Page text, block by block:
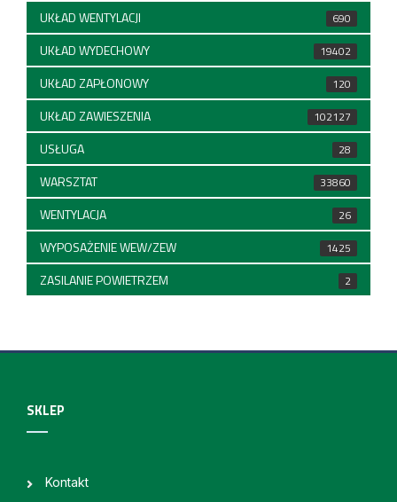
UKŁAD WENTYLACJI 690
UKŁAD WYDECHOWY 19402
UKŁAD ZAPŁONOWY 120
UKŁAD ZAWIESZENIA 102127
USŁUGA 28
WARSZTAT 33860
WENTYLACJA 26
WYPOSAŻENIE WEW/ZEW 1425
ZASILANIE POWIETRZEM 2
SKLEP
Kontakt